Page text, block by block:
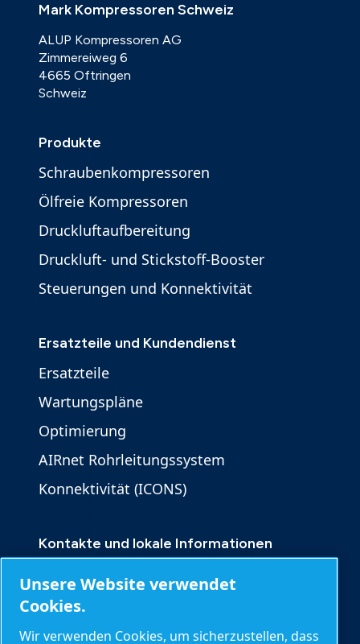
Mark Kompressoren Schweiz
ALUP Kompressoren AG
Zimmereiweg 6
4665 Oftringen
Schweiz
Produkte
Schraubenkompressoren
Ölfreie Kompressoren
Druckluftaufbereitung
Druckluft- und Stickstoff-Booster
Steuerungen und Konnektivität
Ersatzteile und Kundendienst
Ersatzteile
Wartungspläne
Optimierung
AIRnet Rohrleitungssystem
Konnektivität (ICONS)
Kontakte und lokale Informationen
Produktanfrage
Serviceanfrage
Unsere Website verwendet
Cookies.
Wir verwenden Cookies, um sicherzustellen, dass